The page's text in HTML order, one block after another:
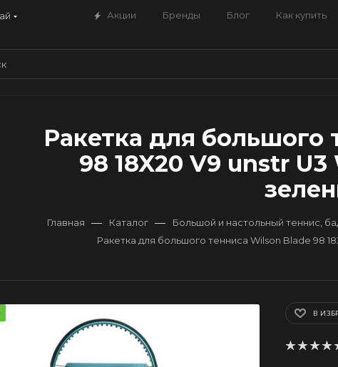
Акции Бренды Блог Как купить
Ракетка для большого
98 18X20 V9 unstr U3
Главная — Каталог — Большой и настольный теннис,
Ракетка для большого тенниса Wilson Blade 98
В